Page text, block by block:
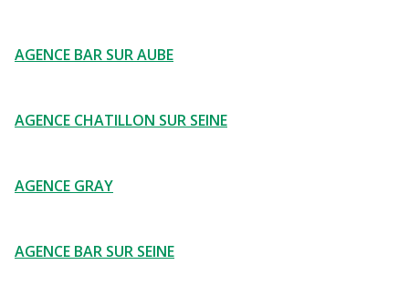
AGENCE BAR SUR AUBE
AGENCE CHATILLON SUR SEINE
AGENCE GRAY
AGENCE BAR SUR SEINE